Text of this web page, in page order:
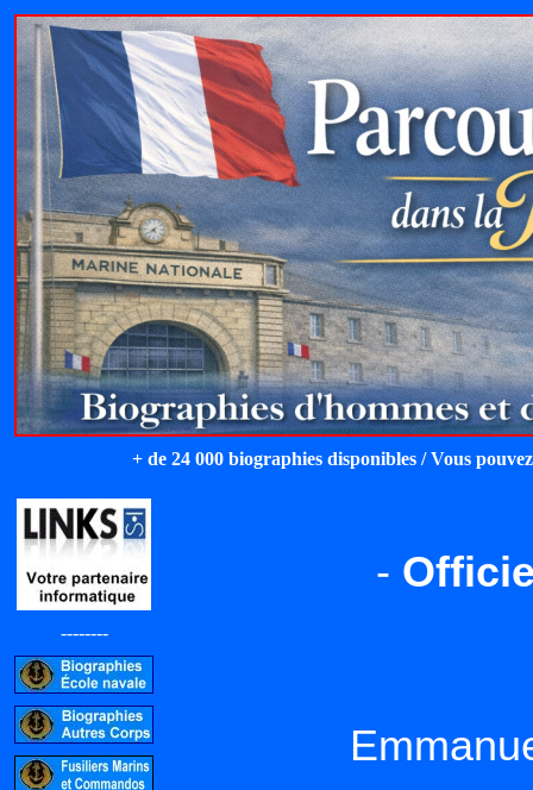
+ de 24 000 biographies disponibles / Vous
--------
-